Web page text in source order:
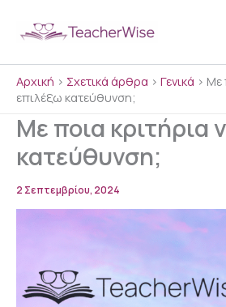
Αρχική > Σχετικά άρθρα > Γενικά > Με
επιλέξω κατεύθυνση;
Με ποια κριτήρια
κατεύθυνση;
2 Σεπτεμβρίου, 2024